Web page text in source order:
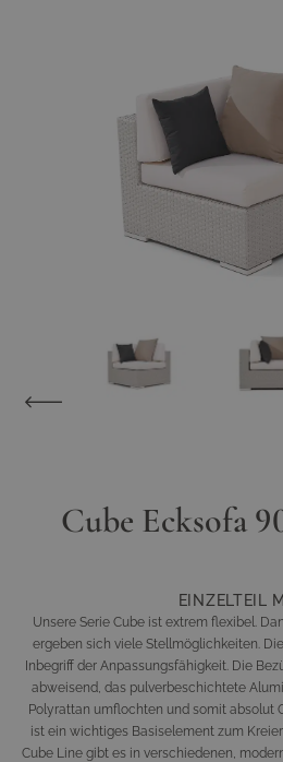
Cube Ecksofa
EINZELTEIL
Unsere Serie Cube ist extrem flexibel.
ergeben sich viele Stellmöglichkeiten.
Inbegriff der Anpassungsfähigkeit. Die
abweisend, das pulverbeschichtete
Polyrattan umflochten und somit absolut
ist ein wichtiges Basiselement zum
Cube Line gibt es in verschiedenen,